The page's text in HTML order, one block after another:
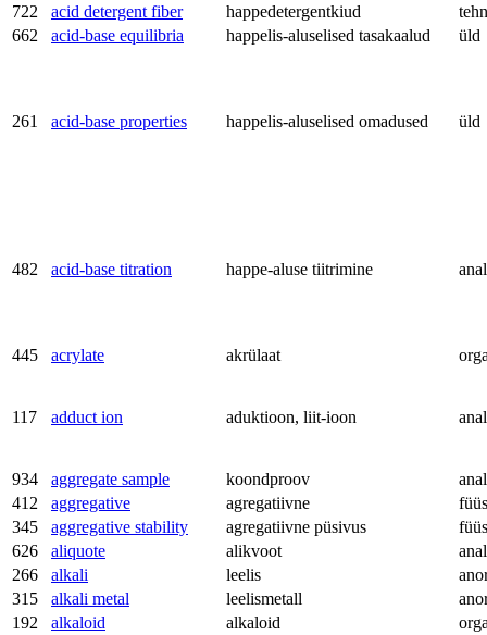
722
acid detergent fiber happedetergentkiud
662
acid-base equilibria happelis-aluselised tasakaalud üld
261 acid-base properties happelis-aluselised omadused üld
482 acid-base titration happe-aluse tiitrimine
445 acrylate akrülaat
117 adduct ion aduktioon, liit-ioon
934 aggregate sample koondproov
412
aggregative agregatiivne
345
aggregative stability agregatiivne püsivus
626
aliquote alikvoot
266
alkali leelis
315
alkali metal leelismetall
192
alkaloid alkaloid